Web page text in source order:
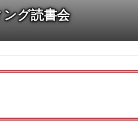
グ読書会